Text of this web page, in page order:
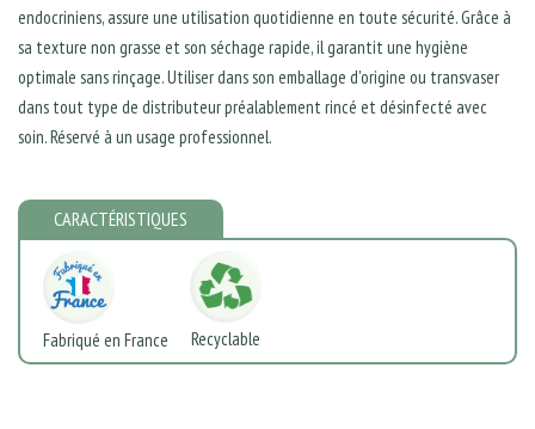
endocriniens, assure une utilisation quotidienne en toute sécurité. Grâce à
sa texture non grasse et son séchage rapide, il garantit une hygiène
optimale sans rinçage. Utiliser dans son emballage d'origine ou transvaser
dans tout type de distributeur préalablement rincé et désinfecté avec
soin. Réservé à un usage professionnel.
CARACTÉRISTIQUES
Fabriqué en France Recyclable